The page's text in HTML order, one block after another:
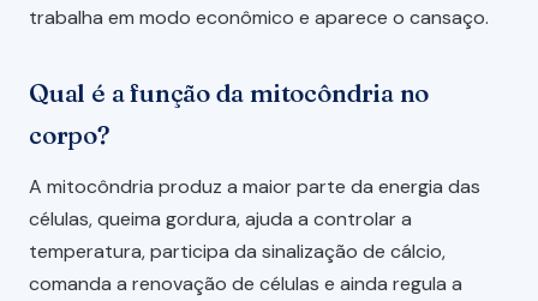
trabalha em modo econômico e aparece o cansaço.
Qual é a função da mitocôndria no
corpo?
A mitocôndria produz a maior parte da energia das
células, queima gordura, ajuda a controlar a
temperatura, participa da sinalização de cálcio,
comanda a renovação de células e ainda regula a